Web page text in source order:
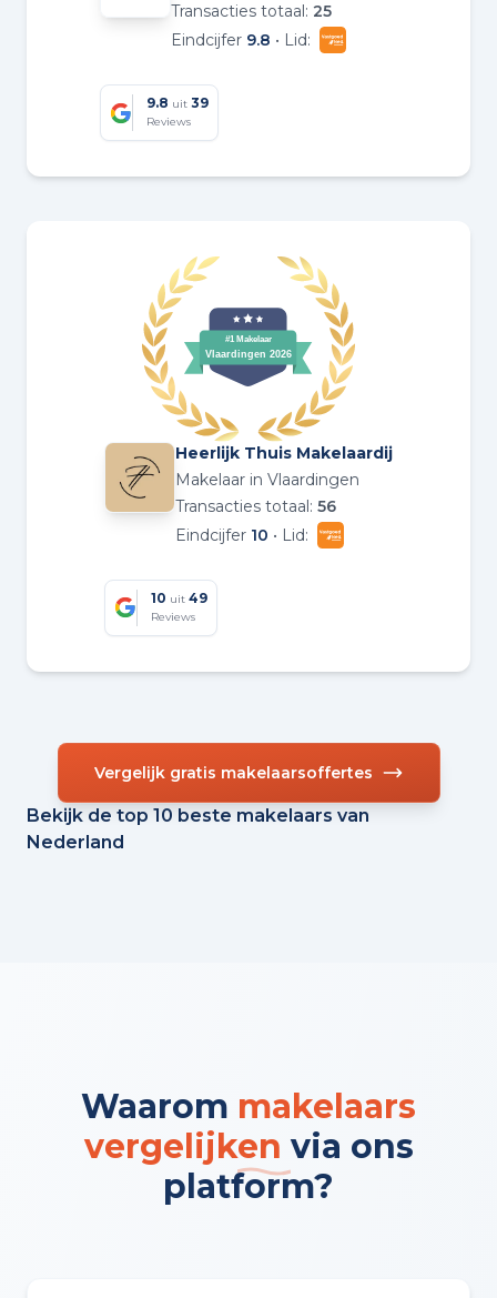
Transacties totaal: 25
Eindcijfer 9.8 • Lid:
9.8 uit 39
Reviews
Heerlijk Thuis Makelaardij
Makelaar in Vlaardingen
Transacties totaal: 56
Eindcijfer 10 • Lid:
10 uit 49
Reviews
Vergelijk gratis makelaarsoffertes
Bekijk de top 10 beste makelaars van
Nederland
Waarom makelaars
vergelijken via ons
platform?